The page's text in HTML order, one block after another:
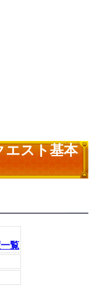
エスト基本
覧